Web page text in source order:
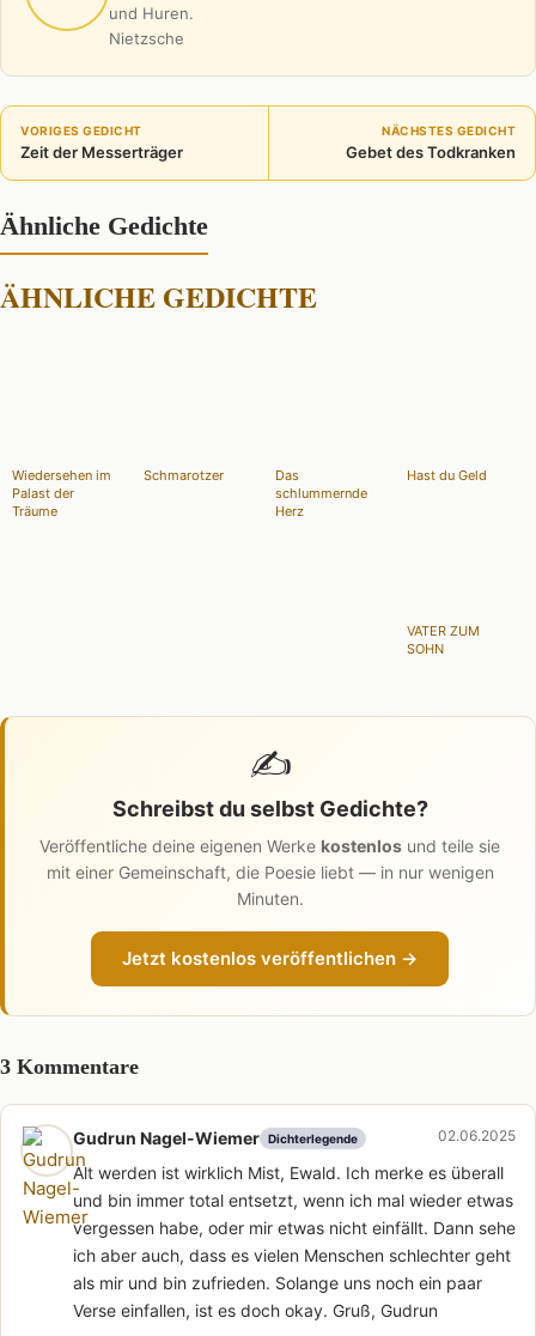
und Huren.
Nietzsche
VORIGES GEDICHT
Zeit der Messerträger
NÄCHSTES GEDICHT
Gebet des Todkranken
Ähnliche Gedichte
ÄHNLICHE GEDICHTE
Wiedersehen im
Palast der
Träume
Schmarotzer
Das
schlummernde
Herz
Hast du Geld
VATER ZUM
SOHN
✍️
Schreibst du selbst Gedichte?
Veröffentliche deine eigenen Werke kostenlos und teile sie
mit einer Gemeinschaft, die Poesie liebt — in nur wenigen
Minuten.
Jetzt kostenlos veröffentlichen →
3 Kommentare
Gudrun Nagel-Wiemer Dichterlegende 02.06.2025
Alt werden ist wirklich Mist, Ewald. Ich merke es überall
und bin immer total entsetzt, wenn ich mal wieder etwas
vergessen habe, oder mir etwas nicht einfällt. Dann sehe
ich aber auch, dass es vielen Menschen schlechter geht
als mir und bin zufrieden. Solange uns noch ein paar
Verse einfallen, ist es doch okay. Gruß, Gudrun